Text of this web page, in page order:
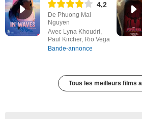
4,2
De Phuong Mai
Nguyen
Avec Lyna Khoudri,
Paul Kircher, Rio Vega
Bande-annonce
Tous les meilleurs films